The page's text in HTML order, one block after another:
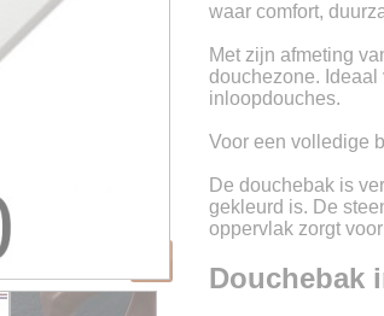
waar comfort,
Met zijn afmeting
douchezone.
inloopdouches.
Voor een volledige
De douchebak is
gekleurd is. De
oppervlak zorgt
Douchebak